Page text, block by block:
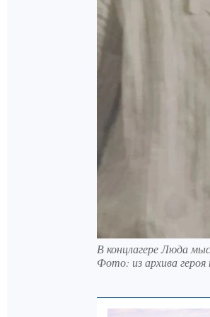
В концлагере Люда
Фото: из архива героя